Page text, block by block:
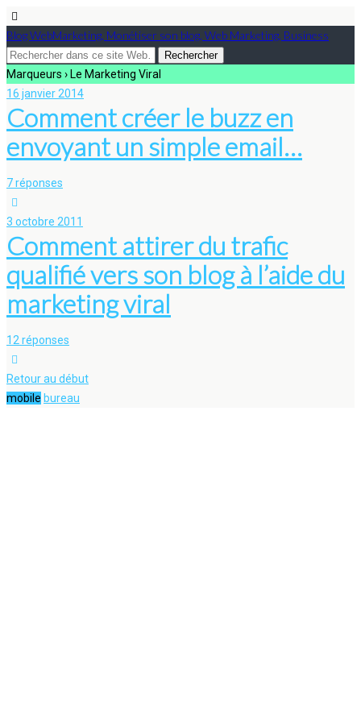
Blog WebMarketing, Monétiser son blog, Web Marketing, Business
Marqueurs › Le Marketing Viral
16 janvier 2014
Comment créer le buzz en
envoyant un simple email…
7 réponses
3 octobre 2011
Comment attirer du trafic
qualifié vers son blog à l’aide du
marketing viral
12 réponses
Retour au début
mobile bureau